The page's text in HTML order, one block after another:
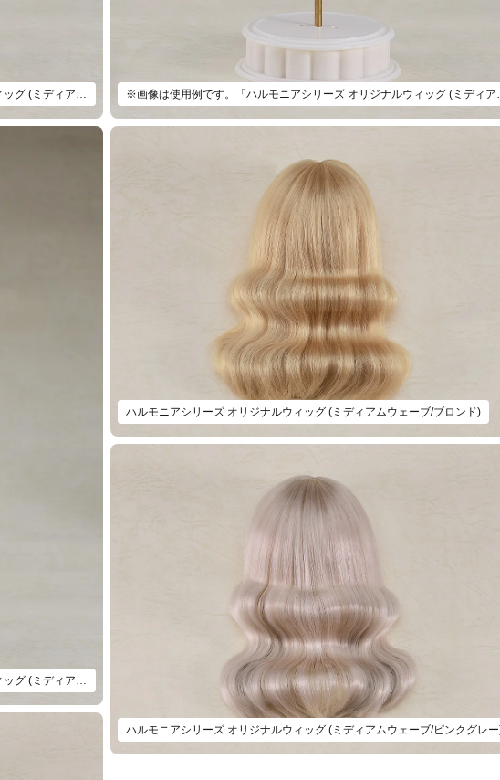
※画像は使用例です。「ハルモニアシリーズ オリジナルウィッグ (ミディアムウェーブ/ブロンド)」以外は付属いたしません。 ※画像は使用例です。
※画像は使用例です。「ハルモニアシリーズ オリジナルウィッグ (ミディアムウェーブ/モーヴ)」以外は付属いたしません。
ハルモニアシリーズ オリジナルウィッグ (ミディアムウェーブ/ブロンド)
ハルモニアシリーズ オリジナルウィッグ (ミディアムウェーブ/ピンクグレ